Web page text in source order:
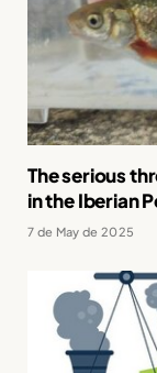
The serious
in the Iberian
7 de May de 2025